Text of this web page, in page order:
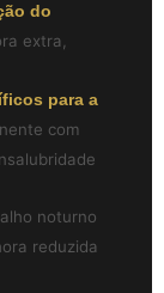
do
extra,
para a
com
noturno
reduzida